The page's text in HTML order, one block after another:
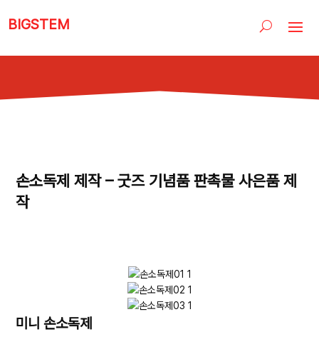
BIGSTEM
손소독제 제작 – 굿즈 기념품 판촉물 사은품 제
작
미니 손소독제